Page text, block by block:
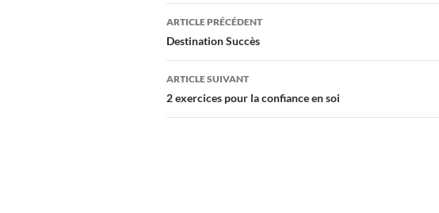
Navigation
des
articles
ARTICLE PRÉCÉDENT
Destination Succès
ARTICLE SUIVANT
2 exercices pour la confiance en soi